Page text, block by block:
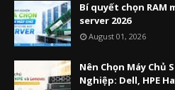
Bí quyết chọn RAM
server 2026
August 01, 2026
Nên Chọn Máy Chủ
Nghiệp: Dell, HPE